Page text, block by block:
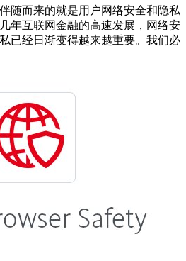
随而来的就是用户网络安全和隐私
年互联网金融的高速发展，网络安
已经日渐变得越来越重要。我们必